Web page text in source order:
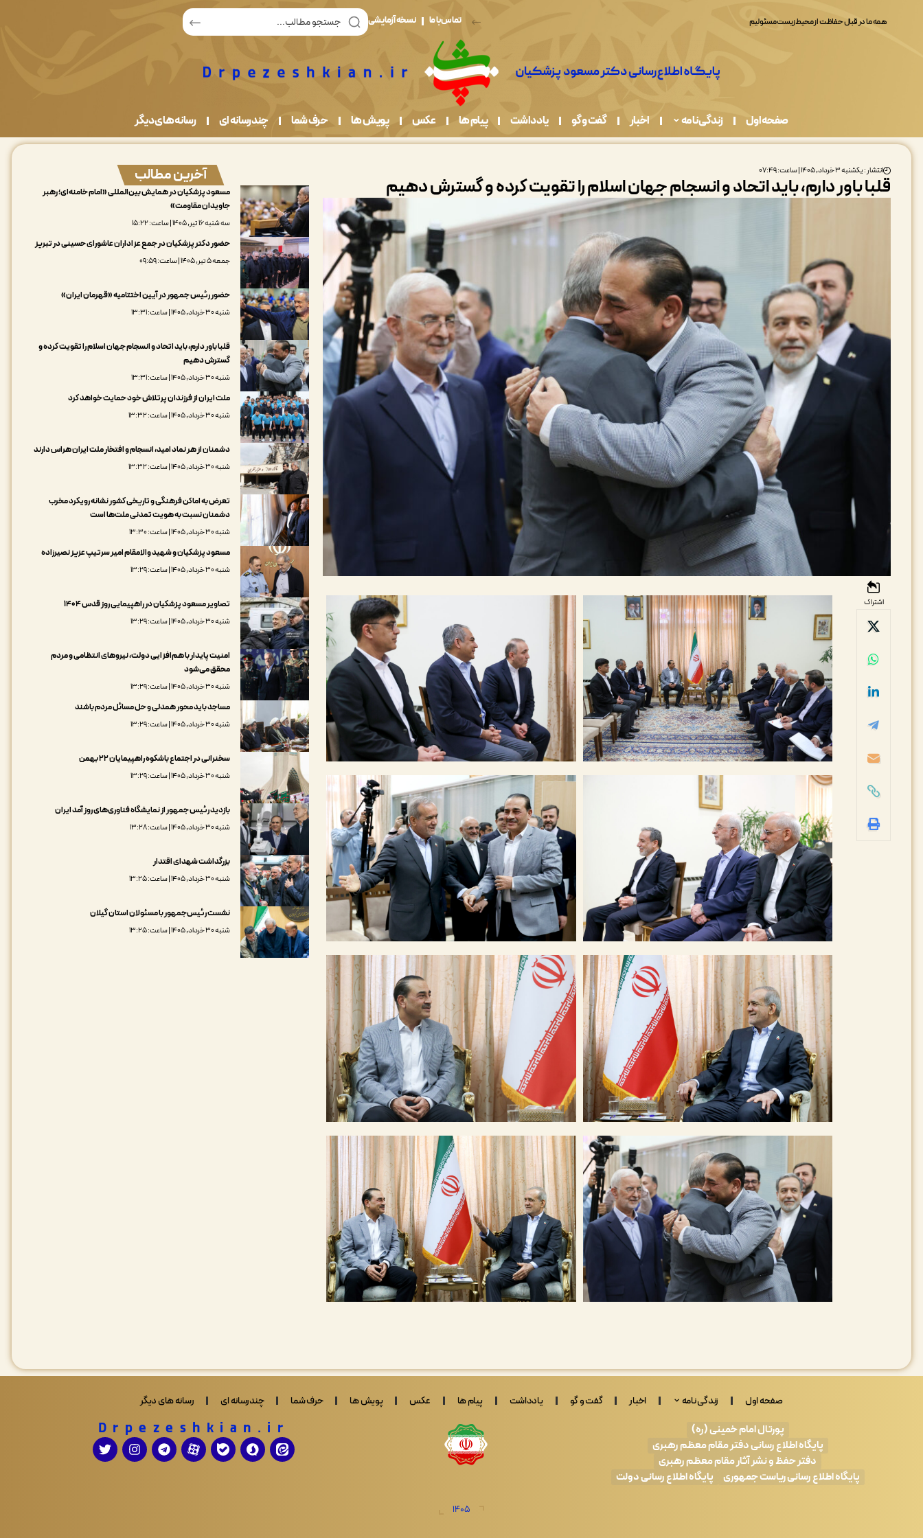
همه ما در قبال حفاظت از محیط زیست مسئولیم تماس با ما نسخه آزمایشی
صفحه اول زندگی نامه اخبار گفت و گو یادداشت پیام ها عکس پویش ها حرف شما چندرسانه ای رسانه های دیگر
انتشار : یکشنبه ۳ خرداد, ۱۴۰۵ | ساعت: ۰۷:۴۹
قلبا باور دارم، باید اتحاد و انسجام جهان اسلام را تقویت کرده و گسترش دهیم
اشتراک
آخرین مطالب
مسعود پزشکیان در همایش بین‌المللی «امام خامنه‌ای؛ رهبر
جاویدان مقاومت»
سه شنبه ۱۶ تیر, ۱۴۰۵ | ساعت: ۱۵:۲۲
حضور دکتر پزشکیان در جمع عزاداران عاشورای حسینی در تبریز
جمعه ۵ تیر, ۱۴۰۵ | ساعت: ۰۹:۵۹
حضور رئیس جمهور در آیین اختتامیه «قهرمان ایران»
شنبه ۳۰ خرداد, ۱۴۰۵ | ساعت: ۱۳:۳۱
قلبا باور دارم، باید اتحاد و انسجام جهان اسلام را تقویت کرده و
گسترش دهیم
شنبه ۳۰ خرداد, ۱۴۰۵ | ساعت: ۱۳:۳۱
ملت ایران از فرزندان پرتلاش خود حمایت خواهد کرد
شنبه ۳۰ خرداد, ۱۴۰۵ | ساعت: ۱۳:۳۲
دشمنان از هر نماد امید، انسجام و افتخار ملت ایران هراس دارند
شنبه ۳۰ خرداد, ۱۴۰۵ | ساعت: ۱۳:۳۲
تعرض به اماکن فرهنگی و تاریخی کشور نشانه رویکرد مخرب
دشمنان نسبت به هویت تمدنی ملت‌ها است
شنبه ۳۰ خرداد, ۱۴۰۵ | ساعت: ۱۳:۳۰
مسعود پزشکیان و شهید والامقام امیر سرتیپ عزیز نصیرزاده
شنبه ۳۰ خرداد, ۱۴۰۵ | ساعت: ۱۳:۲۹
تصاویر مسعود پزشکیان در راهپیمایی روز قدس ۱۴۰۴
شنبه ۳۰ خرداد, ۱۴۰۵ | ساعت: ۱۳:۲۹
امنیت پایدار با هم‌افزایی دولت، نیروهای انتظامی و مردم
محقق می‌شود
شنبه ۳۰ خرداد, ۱۴۰۵ | ساعت: ۱۳:۲۹
مساجد باید محور همدلی و حل مسائل مردم باشند
شنبه ۳۰ خرداد, ۱۴۰۵ | ساعت: ۱۳:۲۹
سخنرانی در اجتماع باشکوه راهپیمایان ۲۲ بهمن
شنبه ۳۰ خرداد, ۱۴۰۵ | ساعت: ۱۳:۲۹
بازدید رئیس جمهور از نمایشگاه فناوری‌های روز آمد ایران
شنبه ۳۰ خرداد, ۱۴۰۵ | ساعت: ۱۳:۲۸
بزرگداشت شهدای اقتدار
شنبه ۳۰ خرداد, ۱۴۰۵ | ساعت: ۱۳:۲۵
نشست رئیس‌جمهور با مسئولان استان گیلان
شنبه ۳۰ خرداد, ۱۴۰۵ | ساعت: ۱۳:۲۵
صفحه اول زندگی نامه اخبار گفت و گو یادداشت پیام ها عکس پویش ها حرف شما چندرسانه ای رسانه های دیگر
پورتال امام خمینی (ره)
پایگاه اطلاع رسانی دفتر مقام معظم رهبری
دفتر حفظ و نشر آثار مقام معظم رهبری
پایگاه اطلاع رسانی ریاست جمهوری
پایگاه اطلاع رسانی دولت
Drpezeshkian.ir
1405